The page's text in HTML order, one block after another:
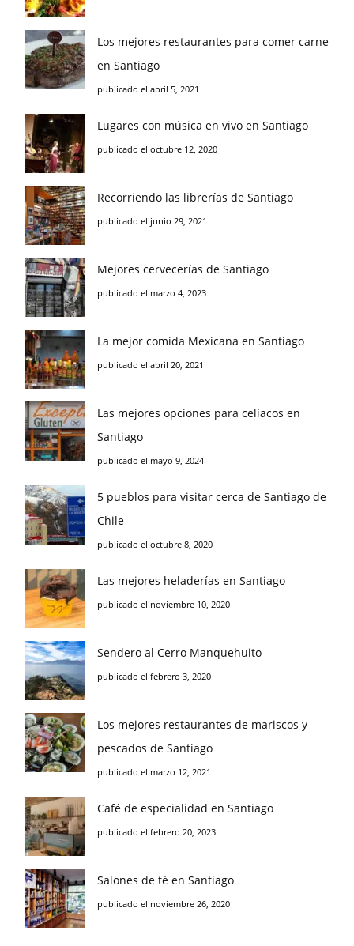
Los mejores restaurantes para comer carne
en Santiago
publicado el abril 5, 2021
Lugares con música en vivo en Santiago
publicado el octubre 12, 2020
Recorriendo las librerías de Santiago
publicado el junio 29, 2021
Mejores cervecerías de Santiago
publicado el marzo 4, 2023
La mejor comida Mexicana en Santiago
publicado el abril 20, 2021
Las mejores opciones para celíacos en
Santiago
publicado el mayo 9, 2024
5 pueblos para visitar cerca de Santiago de
Chile
publicado el octubre 8, 2020
Las mejores heladerías en Santiago
publicado el noviembre 10, 2020
Sendero al Cerro Manquehuito
publicado el febrero 3, 2020
Los mejores restaurantes de mariscos y
pescados de Santiago
publicado el marzo 12, 2021
Café de especialidad en Santiago
publicado el febrero 20, 2023
Salones de té en Santiago
publicado el noviembre 26, 2020